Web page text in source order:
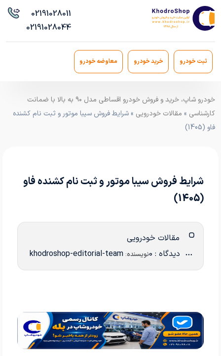
02191028011
02191028044
ثبت خودرو خرید خودرو معاوضه خودرو
خودرو شاپ، خرید و فروش خودرو اقساطی مدل ۹۰ به بالا با ضمانت
کارشناسی » مقالات خودرویی » شرایط فروش سیبا موتور و ثبت نام کشنده
فاو (1405)
شرایط فروش سیبا موتور و ثبت نام کشنده فاو
(1405)
مقالات خودرویی
دیدگاه : 0 نویسنده: khodroshop-editorial-team